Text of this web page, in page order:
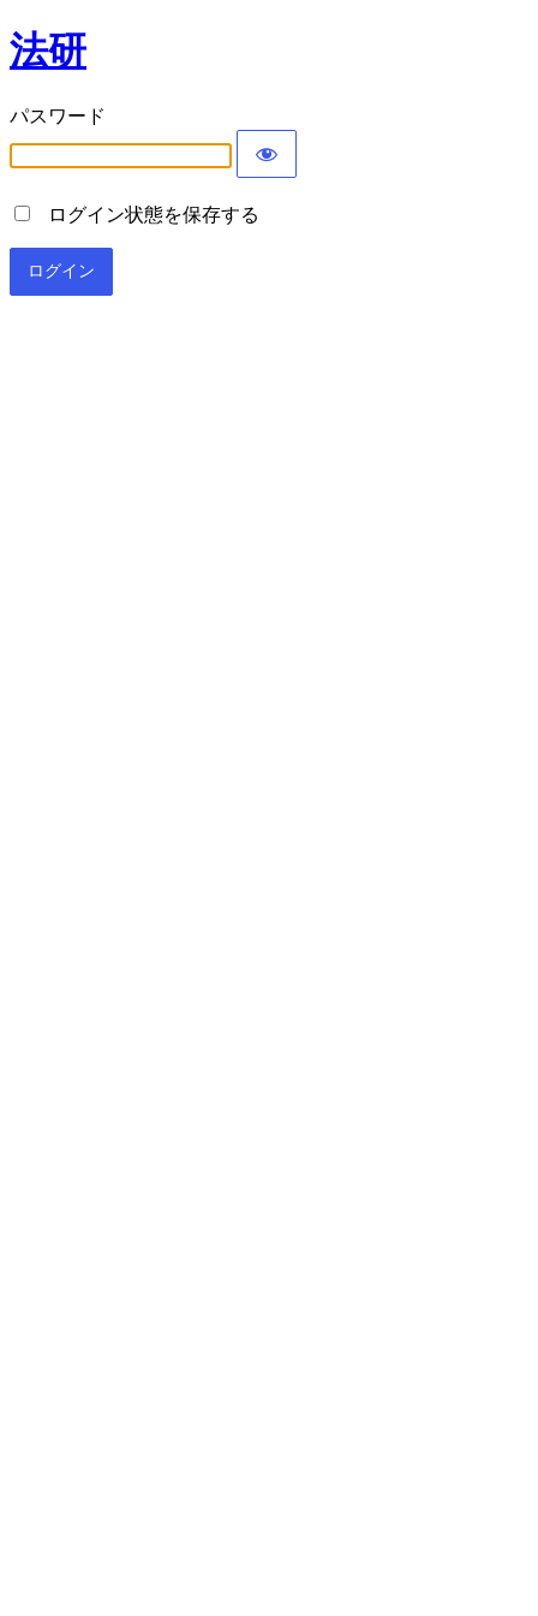
法研
パスワード
ログイン状態を保存する